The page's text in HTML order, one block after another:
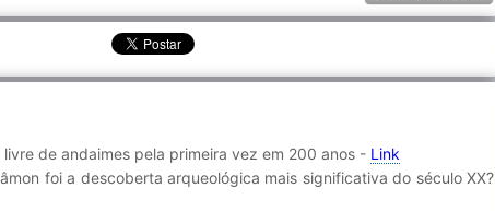
de andaimes pela primeira vez em 200 anos - Link
foi a descoberta arqueológica mais significativa do século XX?